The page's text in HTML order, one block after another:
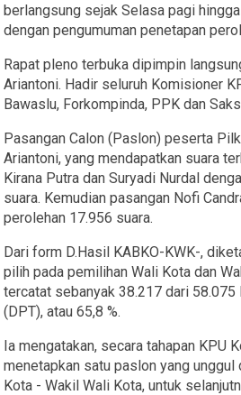
berlangsung sejak Selasa pagi
dengan pengumuman penetapan
Rapat pleno terbuka dipimpin
Ariantoni. Hadir seluruh Komisioner
Bawaslu, Forkompinda, PPK dan
Pasangan Calon (Paslon) peserta
Ariantoni, yang mendapatkan suara
Kirana Putra dan Suryadi Nurdal
suara. Kemudian pasangan Nofi
perolehan 17.956 suara.
Dari form D.Hasil KABKO-KWK-,
pilih pada pemilihan Wali Kota dan
tercatat sebanyak 38.217 dari
(DPT), atau 65,8 %.
Ia mengatakan, secara tahapan KPU
menetapkan satu paslon yang unggul
Kota - Wakil Wali Kota, untuk